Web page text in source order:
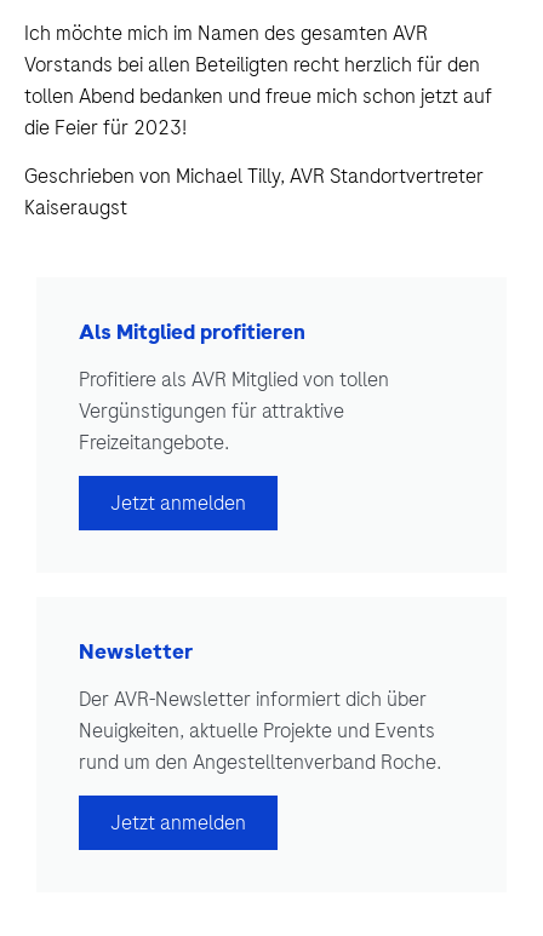
Ich möchte mich im Namen des gesamten AVR
Vorstands bei allen Beteiligten recht herzlich für den
tollen Abend bedanken und freue mich schon jetzt auf
die Feier für 2023!
Geschrieben von Michael Tilly, AVR Standortvertreter
Kaiseraugst
Als Mitglied profitieren
Profitiere als AVR Mitglied von tollen
Vergünstigungen für attraktive
Freizeitangebote.
Jetzt anmelden
Newsletter
Der AVR-Newsletter informiert dich über
Neuigkeiten, aktuelle Projekte und Events
rund um den Angestelltenverband Roche.
Jetzt anmelden